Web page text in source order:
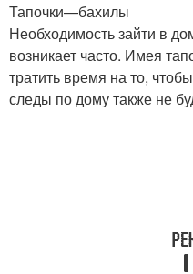
Тапочки—бахилы
Необходимость зайти в
возникает часто. Имея
тратить время на то,
следы по дому также не